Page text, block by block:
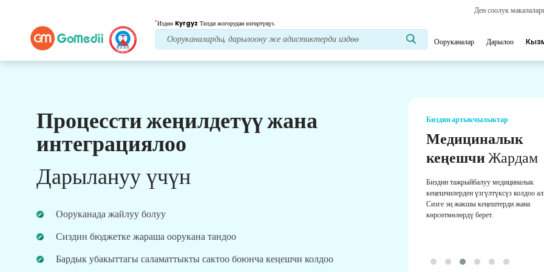
Ден соолук
*Издөө Kyrgyz Тилди жогорудан өзгөртүңүз.
Ооруканалар Дарылоо
Процессти жеңилдетүү жана
интеграциялоо
Дарылануу үчүн
Ооруканада жайлуу болуу
Сиздин бюджетке жараша оорукана тандоо
Бардык убакыттагы саламаттыкты сактоо боюнча кеңешчи колдоо
Биздин артыкчылыктар
Пост дарылоокам
көрүү
Ар дайым көйгөйлөрүңүздү чечүү үчүн биздин
дарылоо муктаждыктарыңыз боюнча
Биздин артыкчылыктар
Медициналык
кеңешчиЖардам
Биздин тажрыйбалуу медициналык
кеңешчилерден үзгүлтүксүз колдоо
Сизге эң жакшы кеңештерди жана
көрсөтмөлөрдү берет.